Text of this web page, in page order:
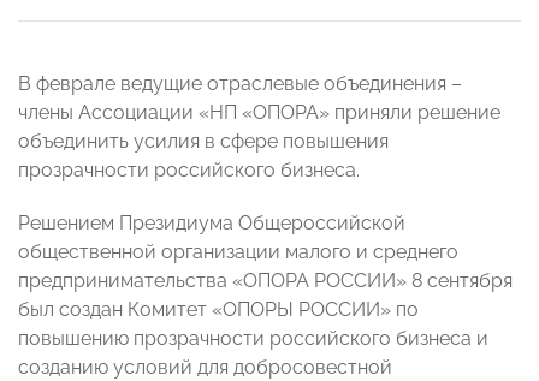
В феврале ведущие отраслевые объединения –
члены Ассоциации «НП «ОПОРА» приняли решение
объединить усилия в сфере повышения
прозрачности российского бизнеса.
Решением Президиума Общероссийской
общественной организации малого и среднего
предпринимательства «ОПОРА РОССИИ» 8 сентября
был создан Комитет «ОПОРЫ РОССИИ» по
повышению прозрачности российского бизнеса и
созданию условий для добросовестной